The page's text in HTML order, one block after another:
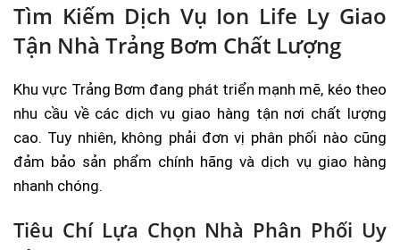
Tìm Kiếm Dịch Vụ Ion Life Ly Giao
Tận Nhà Trảng Bơm Chất Lượng
Khu vực Trảng Bơm đang phát triển mạnh mẽ, kéo theo
nhu cầu về các dịch vụ giao hàng tận nơi chất lượng
cao. Tuy nhiên, không phải đơn vị phân phối nào cũng
đảm bảo sản phẩm chính hãng và dịch vụ giao hàng
nhanh chóng.
Tiêu Chí Lựa Chọn Nhà Phân Phối Uy